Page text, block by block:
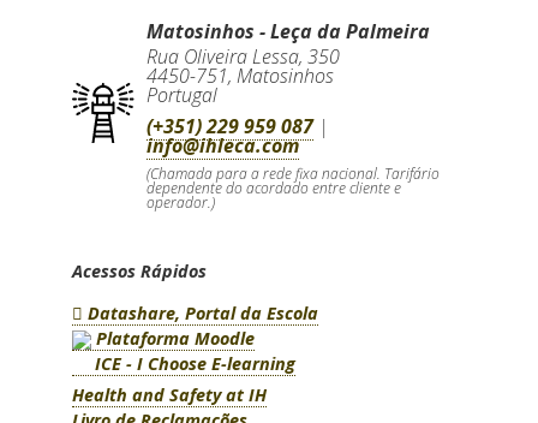
Matosinhos - Leça da Palmeira
Rua Oliveira Lessa, 350
4450-751,Matosinhos
Portugal
(+351) 229 959 087|
info@ihleca.com
(Chamada para a rede fixa nacional. Tarifário
dependente do acordado entre cliente e
operador.)
Acessos Rápidos
Datashare, Portal da Escola
Plataforma Moodle
ICE - I Choose E-learning
Health and Safety at IH